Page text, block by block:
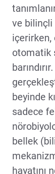
ve bilinçli
içerirken,
otomatik
beyinde
sadece
bellek
hayatını